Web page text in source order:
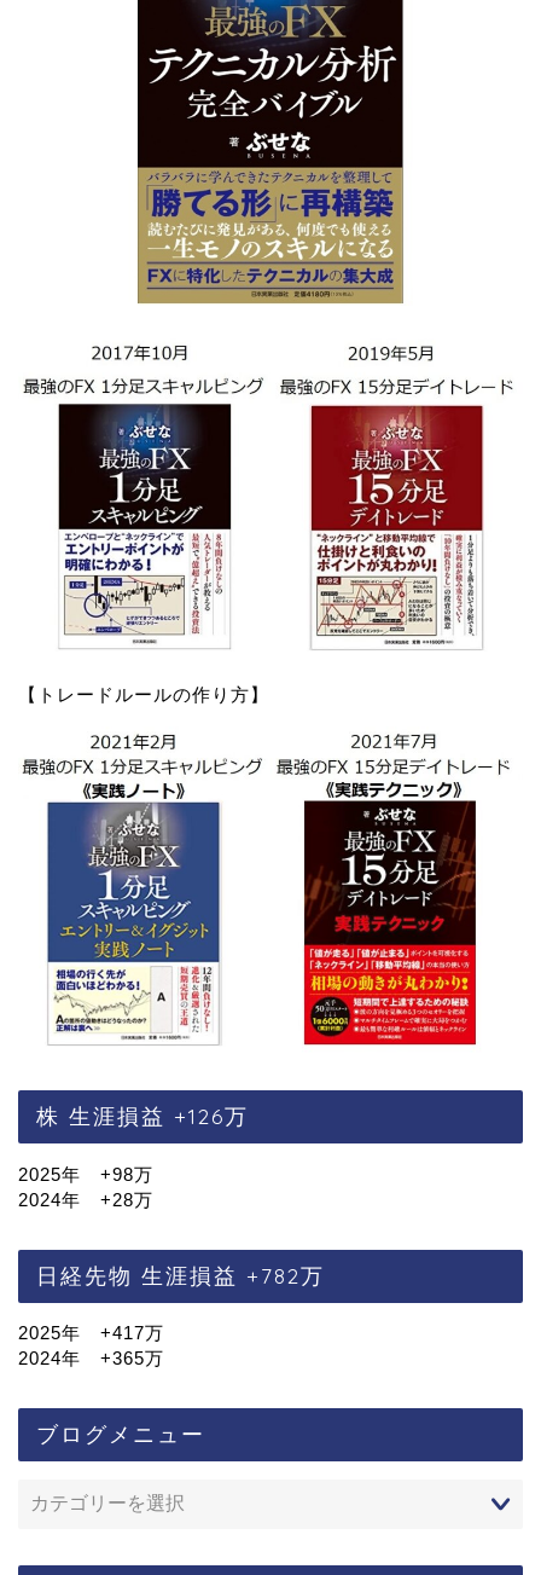
【トレードルールの作り方】
株 生涯損益 +126万
2025年 +98万
2024年 +28万
日経先物 生涯損益 +782万
2025年 +417万
2024年 +365万
ブログメニュー